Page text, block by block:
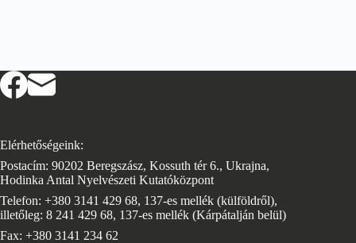
Elérhetőségeink:
Postacím: 90202 Beregszász, Kossuth tér 6., Ukrajna,
Hodinka Antal Nyelvészeti Kutatóközpont
Telefon: +380 3141 429 68, 137-es mellék (külföldről),
illetőleg: 8 241 429 68, 137-es mellék (Kárpátalján belül)
Fax: +380 3141 234 62